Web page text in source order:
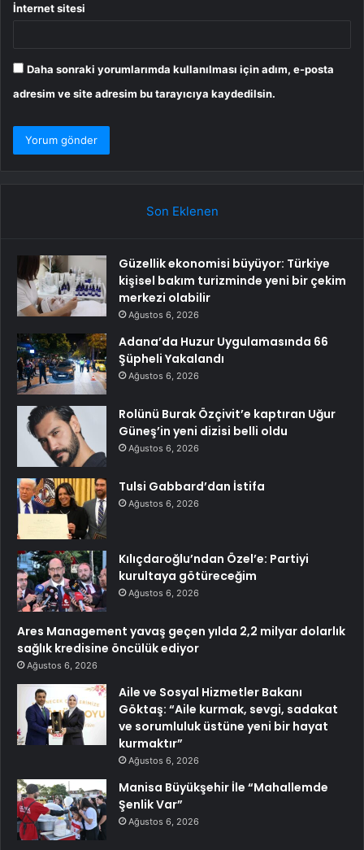
İnternet sitesi
Daha sonraki yorumlarımda kullanılması için adım, e-posta
adresim ve site adresim bu tarayıcıya kaydedilsin.
Son Eklenen
Güzellik ekonomisi büyüyor: Türkiye
kişisel bakım turizminde yeni bir çekim
merkezi olabilir
Ağustos 6, 2026
Adana’da Huzur Uygulamasında 66
Şüpheli Yakalandı
Ağustos 6, 2026
Rolünü Burak Özçivit’e kaptıran Uğur
Güneş’in yeni dizisi belli oldu
Ağustos 6, 2026
Tulsi Gabbard’dan İstifa
Ağustos 6, 2026
Kılıçdaroğlu’ndan Özel’e: Partiyi
kurultaya götüreceğim
Ağustos 6, 2026
Ares Management yavaş geçen yılda 2,2 milyar dolarlık
sağlık kredisine öncülük ediyor
Ağustos 6, 2026
Aile ve Sosyal Hizmetler Bakanı
Göktaş: “Aile kurmak, sevgi, sadakat
ve sorumluluk üstüne yeni bir hayat
kurmaktır”
Ağustos 6, 2026
Manisa Büyükşehir İle “Mahallemde
Şenlik Var”
Ağustos 6, 2026